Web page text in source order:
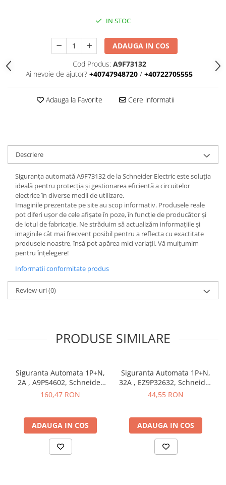
Iluminat de Siguranță
Lămpi și componente
Catarge
Montaj Lateral Catarg
Montaj pe acoperis
Paratrăsnete ESE — PDA Integrat
Electric
Piese de adaptare
Prize, întrerupătoare, detectoare
de mișcare și accesorii
Altele
Butoane
Cadre de montaj aparent
Detectoare de mișcare
Prize de difuzor
Prize internet
Prize TV
Prize și fișe industriale
IN STOC
ADAUGA IN COS
Cod Produs: A9F73132
Ai nevoie de ajutor? +40747948720 / +40722705555
Adauga la Favorite Cere informatii
Descriere
Siguranța automată A9F73132 de la Schneider Electric este soluția
ideală pentru protecția și gestionarea eficientă a circuitelor
electrice în diverse medii de utilizare.
Imaginile prezentate pe site au scop informativ. Produsele reale
pot diferi ușor de cele afișate în poze, în funcție de producător și
de lotul de fabricație. Ne străduim să actualizăm informațiile și
imaginile cât mai frecvent posibil pentru a reflecta cu exactitate
produsele noastre, însă pot apărea mici variații. Vă mulțumim
pentru înțelegere!
Informatii conformitate produs
Review-uri(0)
PRODUSE SIMILARE
Siguranta Automata 1P+N,
2A , A9P54602, Schneider
Electric
160,47 RON
ADAUGA IN COS
Siguranta Automata 1P+N,
32A , EZ9P32632, Schneider
Electric
44,55 RON
ADAUGA IN COS